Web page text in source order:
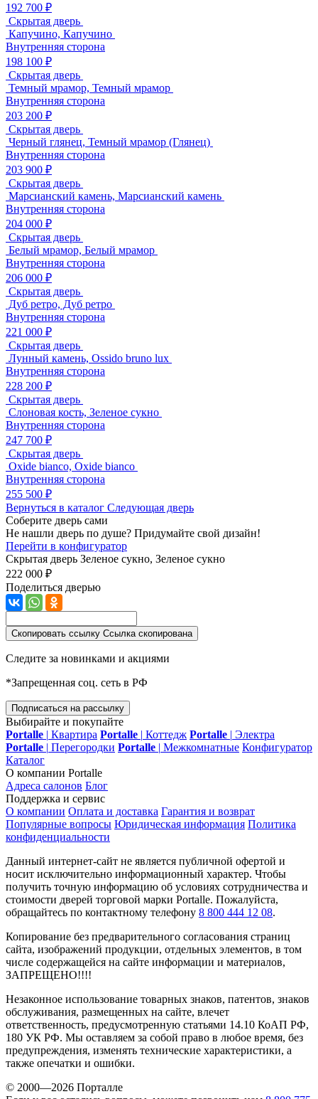
192 700 ₽
Скрытая дверь
Капучино, Капучино
Внутренняя сторона
198 100 ₽
Скрытая дверь
Темный мрамор, Темный мрамор
Внутренняя сторона
203 200 ₽
Скрытая дверь
Черный глянец, Темный мрамор (Глянец)
Внутренняя сторона
203 900 ₽
Скрытая дверь
Марсианский камень, Марсианский камень
Внутренняя сторона
204 000 ₽
Скрытая дверь
Белый мрамор, Белый мрамор
Внутренняя сторона
206 000 ₽
Скрытая дверь
Дуб ретро, Дуб ретро
Внутренняя сторона
221 000 ₽
Скрытая дверь
Лунный камень, Ossido bruno lux
Внутренняя сторона
228 200 ₽
Скрытая дверь
Слоновая кость, Зеленое сукно
Внутренняя сторона
247 700 ₽
Скрытая дверь
Oxide bianco, Oxide bianco
Внутренняя сторона
255 500 ₽
Вернуться в каталог Следующая дверь
Соберите дверь сами
Не нашли дверь по душе? Придумайте свой дизайн!
Перейти в конфигуратор
Скрытая дверь Зеленое сукно, Зеленое сукно
222 000 ₽
Поделиться дверью
Скопировать ссылку Ссылка скопирована
Следите за новинками и акциями
*Запрещенная соц. сеть в РФ
Подписаться на рассылку
Выбирайте и покупайте
Portalle | Квартира Portalle | Коттедж Portalle | Электра
Portalle | Перегородки Portalle | Межкомнатные Конфигуратор
Каталог
О компании Portalle
Адреса салонов Блог
Поддержка и сервис
О компании Оплата и доставка Гарантия и возврат
Популярные вопросы Юридическая информация Политика
конфиденциальности
Данный интернет-сайт не является публичной офертой и
носит исключительно информационный характер. Чтобы
получить точную информацию об условиях сотрудничества и
стоимости дверей торговой марки Portalle. Пожалуйста,
обращайтесь по контактному телефону 8 800 444 12 08.
Копирование без предварительного согласования страниц
сайта, изображений продукции, отдельных элементов, в том
числе содержащейся на сайте информации и материалов,
ЗАПРЕЩЕНО!!!!
Незаконное использование товарных знаков, патентов, знаков
обслуживания, размещенных на сайте, влечет
ответственность, предусмотренную статьями 14.10 КоАП РФ,
180 УК РФ. Мы оставляем за собой право в любое время, без
предупреждения, изменять технические характеристики, а
также опечатки и ошибки.
© 2000—2026 Порталле